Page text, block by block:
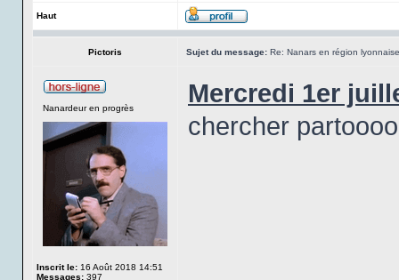
Haut
Pictoris Sujet du message: Re: Nanars en région lyonnaise
Nanardeur en progrès
Inscrit le: 16 Août 2018 14:51
Messages: 397
Mercredi 1er
chercher